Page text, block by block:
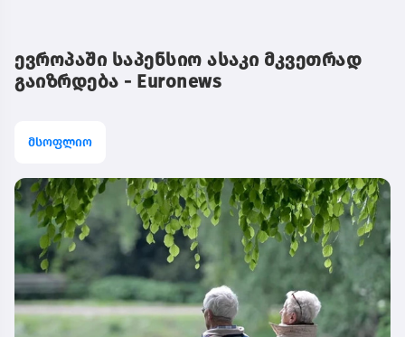
ევროპაში საპენსიო ასაკი მკვეთრად
გაიზრდება - Euronews
მსოფლიო